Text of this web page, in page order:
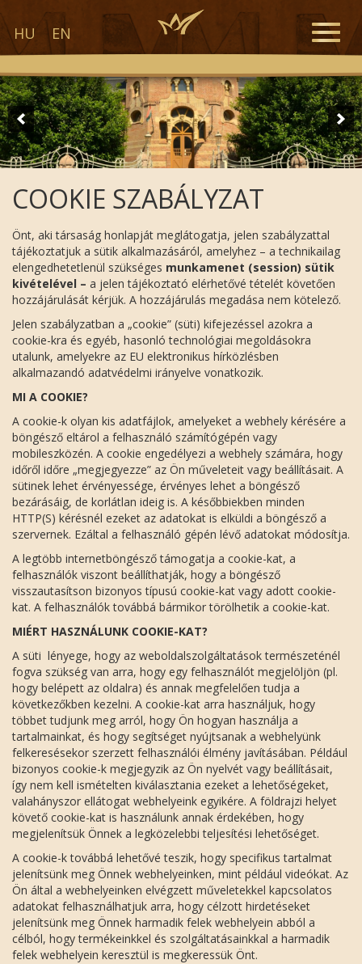
HU EN
Toggle
COOKIE SZABÁLYZAT
Önt, aki társaság honlapját meglátogatja, jelen szabályzattal
tájékoztatjuk a sütik alkalmazásáról, amelyhez – a technikailag
elengedhetetlenül szükséges munkamenet (session) sütik
kivételével – a jelen tájékoztató elérhetővé tételét követően
hozzájárulását kérjük. A hozzájárulás megadása nem kötelező.
Jelen szabályzatban a „cookie” (süti) kifejezéssel azokra a
cookie-kra és egyéb, hasonló technológiai megoldásokra
utalunk, amelyekre az EU elektronikus hírközlésben
alkalmazandó adatvédelmi irányelve vonatkozik.
MI A COOKIE?
A cookie-k olyan kis adatfájlok, amelyeket a webhely kérésére a
böngésző eltárol a felhasználó számítógépén vagy
mobileszközén. A cookie engedélyezi a webhely számára, hogy
időről időre „megjegyezze” az Ön műveleteit vagy beállításait. A
sütinek lehet érvényessége, érvényes lehet a böngésző
bezárásáig, de korlátlan ideig is. A későbbiekben minden
HTTP(S) kérésnél ezeket az adatokat is elküldi a böngésző a
szervernek. Ezáltal a felhasználó gépén lévő adatokat módosítja.
A legtöbb internetböngésző támogatja a cookie-kat, a
felhasználók viszont beállíthatják, hogy a böngésző
visszautasítson bizonyos típusú cookie-kat vagy adott cookie-
kat. A felhasználók továbbá bármikor törölhetik a cookie-kat.
MIÉRT HASZNÁLUNK COOKIE-KAT?
A süti lényege, hogy az weboldalszolgáltatások természeténél
fogva szükség van arra, hogy egy felhasználót megjelöljön (pl.
hogy belépett az oldalra) és annak megfelelően tudja a
következőkben kezelni. A cookie-kat arra használjuk, hogy
többet tudjunk meg arról, hogy Ön hogyan használja a
tartalmainkat, és hogy segítséget nyújtsanak a webhelyünk
felkeresésekor szerzett felhasználói élmény javításában. Például
bizonyos cookie-k megjegyzik az Ön nyelvét vagy beállításait,
így nem kell ismételten kiválasztania ezeket a lehetőségeket,
valahányszor ellátogat webhelyeink egyikére. A földrajzi helyet
követő cookie-kat is használunk annak érdekében, hogy
megjelenítsük Önnek a legközelebbi teljesítési lehetőséget.
A cookie-k továbbá lehetővé teszik, hogy specifikus tartalmat
jelenítsünk meg Önnek webhelyeinken, mint például videókat. Az
Ön által a webhelyeinken elvégzett műveletekkel kapcsolatos
adatokat felhasználhatjuk arra, hogy célzott hirdetéseket
jelenítsünk meg Önnek harmadik felek webhelyein abból a
célból, hogy termékeinkkel és szolgáltatásainkkal a harmadik
felek webhelyein keresztül is megkeressük Önt.